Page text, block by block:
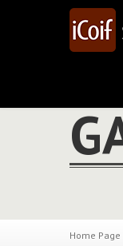
Home Page